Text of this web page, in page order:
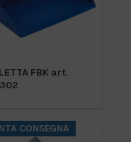
FBK art.
CONSEGNA